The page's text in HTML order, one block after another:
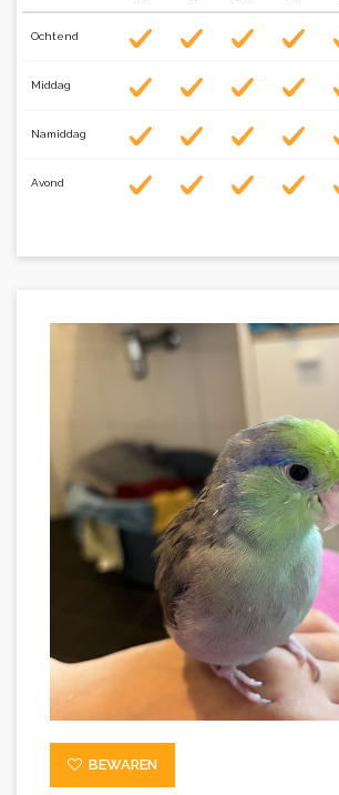
Ochtend
Middag
Namiddag
Avond
BEWAREN